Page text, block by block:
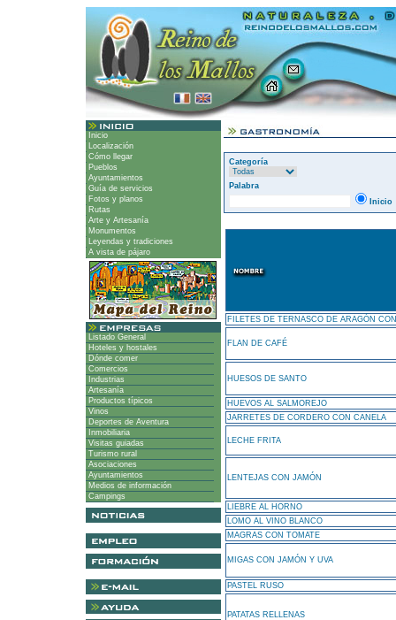
Inicio
Localización
Cómo llegar
Pueblos
Ayuntamientos
Guía de servicios
Fotos y planos
Rutas
Arte y Artesanía
Monumentos
Leyendas y tradiciones
A vista de pájaro
Listado General
Hoteles y hostales
Dónde comer
Comercios
Industrias
Artesanía
Productos típicos
Vinos
Deportes de Aventura
Inmobiliaria
Visitas guiadas
Turismo rural
Asociaciones
Ayuntamientos
Medios de información
Campings
Categoría
Palabra
Inicio
FILETES DE TERNASCO DE ARAGÓN
FLAN DE CAFÉ
HUESOS DE SANTO
HUEVOS AL SALMOREJO
JARRETES DE CORDERO CON CANELA
LECHE FRITA
LENTEJAS CON JAMÓN
LIEBRE AL HORNO
LOMO AL VINO BLANCO
MAGRAS CON TOMATE
MIGAS CON JAMÓN Y UVA
PASTEL RUSO
PATATAS RELLENAS